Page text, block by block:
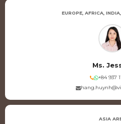
EUROPE, AFRICA,
Ms.
+84 937
ASIA